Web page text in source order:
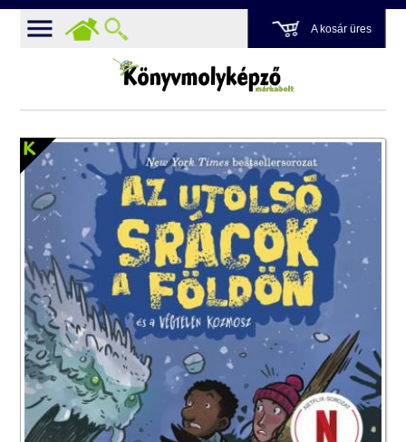
A kosár üres